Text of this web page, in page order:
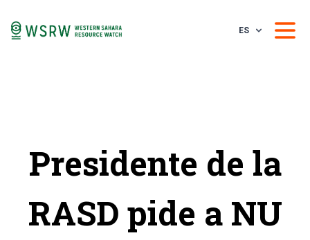
ES
Presidente de la
RASD pide a NU